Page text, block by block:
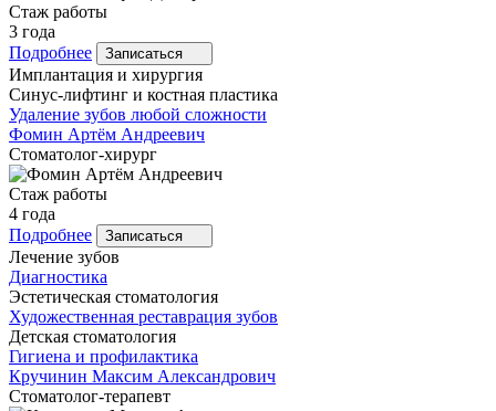
Стаж работы
3 года
Подробнее
Записаться
Имплантация и хирургия
Синус-лифтинг и костная пластика
Удаление зубов любой сложности
Фомин Артём Андреевич
Стоматолог-хирург
Стаж работы
4 года
Подробнее
Записаться
Лечение зубов
Диагностика
Эстетическая стоматология
Художественная реставрация зубов
Детская стоматология
Гигиена и профилактика
Кручинин Максим Александрович
Стоматолог-терапевт